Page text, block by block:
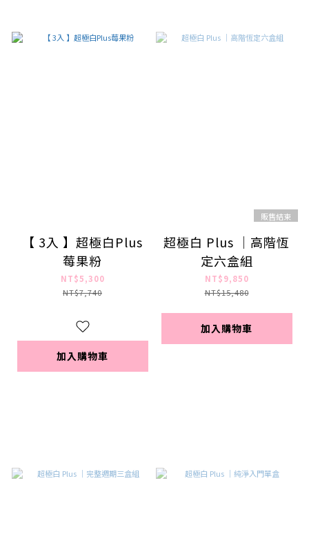
【 3入 】超極白Plus
莓果粉
NT$5,300
NT$7,740
加入購物車
販售結束
超極白 Plus ｜高階恆
定六盒組
NT$9,850
NT$15,480
加入購物車